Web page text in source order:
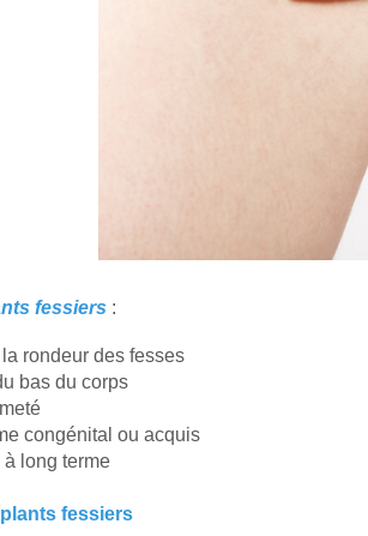
fessiers :
rondeur des fesses
bas du corps
congénital ou acquis
long terme
fessiers